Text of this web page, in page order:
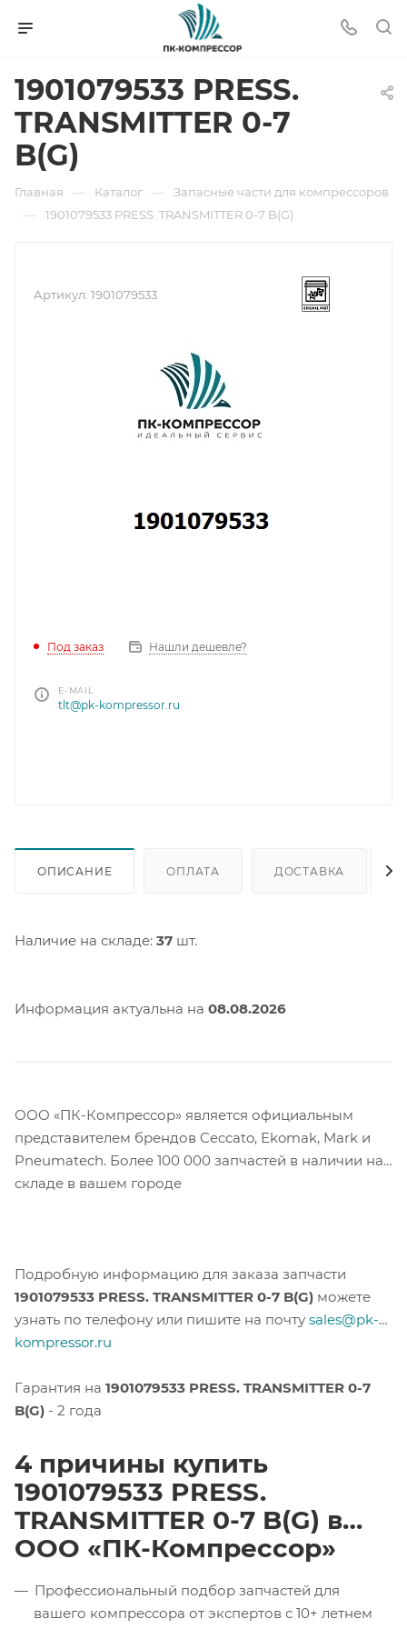
1901079533 PRESS.
TRANSMITTER 0-7
B(G)
Главная — Каталог — Запасные части для компрессоров
— 1901079533 PRESS. TRANSMITTER 0-7 B(G)
Артикул: 1901079533
Под заказ Нашли дешевле?
E-MAIL
tlt@pk-kompressor.ru
ОПИСАНИЕ ОПЛАТА ДОСТАВКА
Наличие на складе: 37 шт.
Информация актуальна на 08.08.2026
ООО «ПК-Компрессор» является официальным
представителем брендов Ceccato, Ekomak, Mark и
Pneumatech. Более 100 000 запчастей в наличии на
складе в вашем городе
Подробную информацию для заказа запчасти
1901079533 PRESS. TRANSMITTER 0-7 B(G) можете
узнать по телефону или пишите на почту sales@pk-
kompressor.ru
Гарантия на 1901079533 PRESS. TRANSMITTER 0-7
B(G) - 2 года
4 причины купить
1901079533 PRESS.
TRANSMITTER 0-7 B(G) в
ООО «ПК-Компрессор»
Профессиональный подбор запчастей для
вашего компрессора от экспертов с 10+ летнем